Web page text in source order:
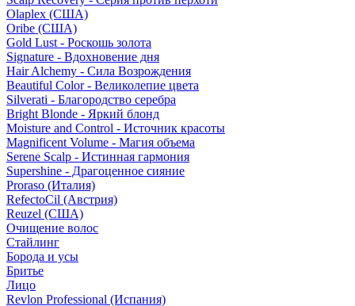
Olaplex (США)
Oribe (США)
Gold Lust - Роскошь золота
Signature - Вдохновение дня
Hair Alchemy - Сила Возрождения
Beautiful Color - Великолепие цвета
Silverati - Благородство серебра
Bright Blonde - Яркий блонд
Moisture and Control - Источник красоты
Magnificent Volume - Магия объема
Serene Scalp - Истинная гармония
Supershine - Драгоценное сияние
Proraso (Италия)
RefectoCil (Австрия)
Reuzel (США)
Очищение волос
Стайлинг
Борода и усы
Бритье
Лицо
Revlon Professional (Испания)